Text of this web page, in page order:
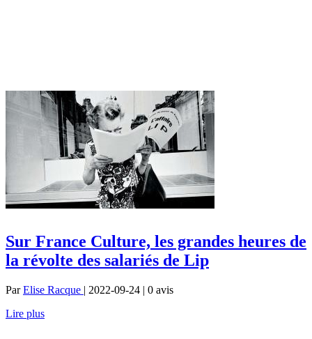
Sur France Culture, les grandes heures de
la révolte des salariés de Lip
ParElise Racque | 2022-09-24 | 0 avis
Lire plus